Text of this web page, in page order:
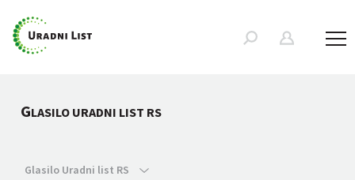
GLASILO URADNI LIST RS
Glasilo Uradni list RS